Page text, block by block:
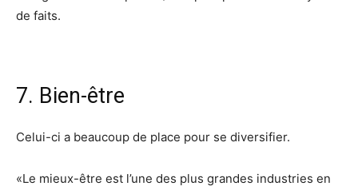
de faits.
7. Bien-être
Celui-ci a beaucoup de place pour se diversifier.
«Le mieux-être est l’une des plus grandes industries en